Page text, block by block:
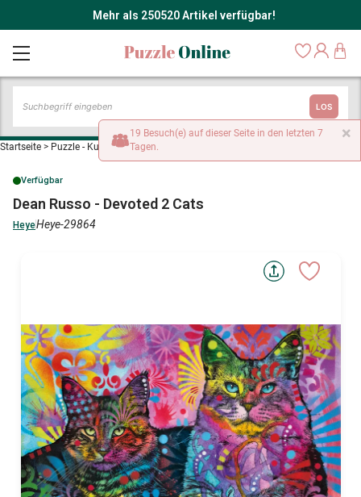
Mehr als 250520 Artikel verfügbar!
LOS
Startseite > Puzzle - Kunst >Dean Russo - Devoted 2 Cats
Verfügbar
Dean Russo - Devoted 2 Cats
HeyeHeye-29864
×
19 Besuch(e) auf dieser Seite in den letzten 7
Tagen.